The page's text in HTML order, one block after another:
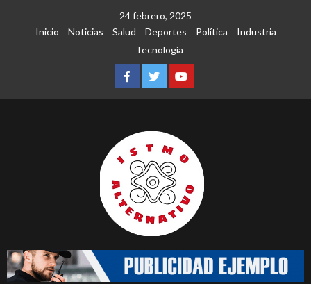
24 febrero, 2025
Inicio
Noticias Salud Deportes Política
Industria
Tecnología
Facebook
TwitterYoutube